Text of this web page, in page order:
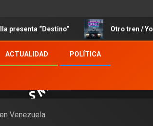
“Destino” Otro tren / Yo soy Drox
ACTUALIDAD POLÍTICA
Venezuela